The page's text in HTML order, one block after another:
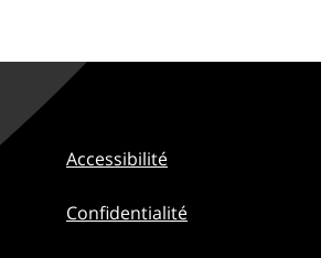
Accessibilité
Confidentialité